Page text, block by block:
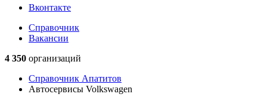
Вконтакте
Справочник
Вакансии
4 350 организаций
Справочник Апатитов
Автосервисы Volkswagen